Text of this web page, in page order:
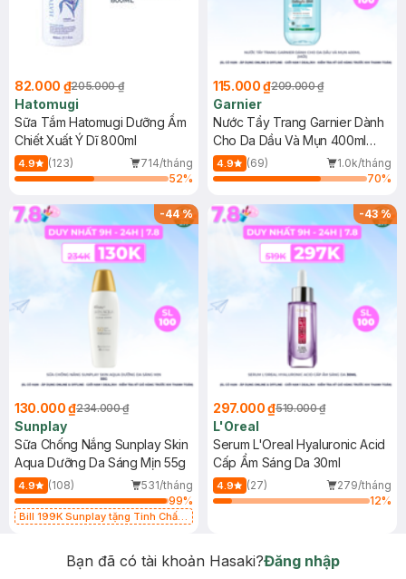
82.000 ₫205.000 ₫
Hatomugi
Sữa Tắm Hatomugi Dưỡng Ẩm
Chiết Xuất Ý Dĩ 800ml
4.9 (123)
714/tháng
52%
115.000 ₫209.000 ₫
Garnier
Nước Tẩy Trang Garnier Dành
Cho Da Dầu Và Mụn 400ml
(Mới)
4.9 (69)
1.0k/tháng
70%
-44%
130.000 ₫234.000 ₫
Sunplay
Sữa Chống Nắng Sunplay Skin
Aqua Dưỡng Da Sáng Mịn 55g
4.9 (108)
531/tháng
99%
Bill 199K Sunplay tặng Tinh Chất
-43%
297.000 ₫519.000 ₫
L'Oreal
Serum L'Oreal Hyaluronic Acid
Cấp Ẩm Sáng Da 30ml
4.9 (27)
279/tháng
12%
Bạn đã có tài khoản Hasaki?Đăng nhập